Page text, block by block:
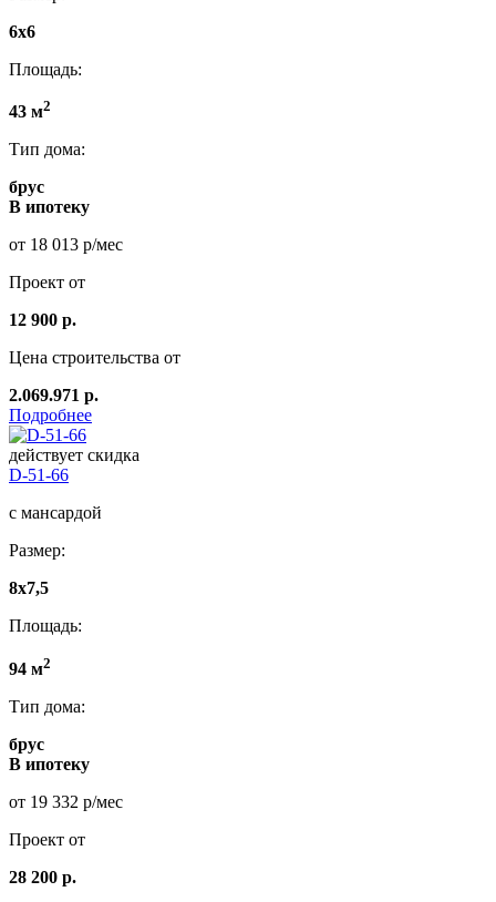
6x6
Площадь:
43 м2
Тип дома:
брус
В ипотеку
от 18 013 р/мес
Проект от
12 900 р.
Цена строительства от
2.069.971 р.
Подробнее
действует скидка
D-51-66
с мансардой
Размер:
8x7,5
Площадь:
94 м2
Тип дома:
брус
В ипотеку
от 19 332 р/мес
Проект от
28 200 р.